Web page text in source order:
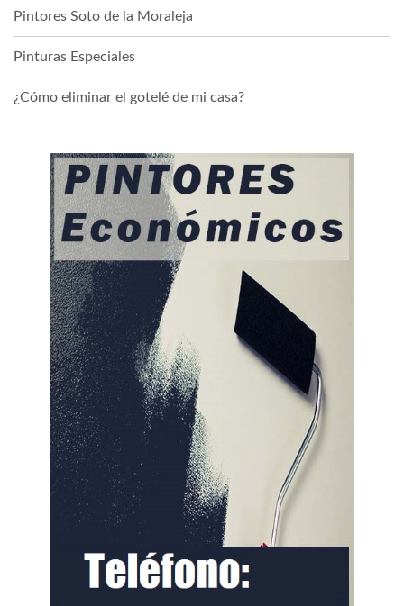
Pintores Soto de la Moraleja
Pinturas Especiales
¿Cómo eliminar el gotelé de mi casa?